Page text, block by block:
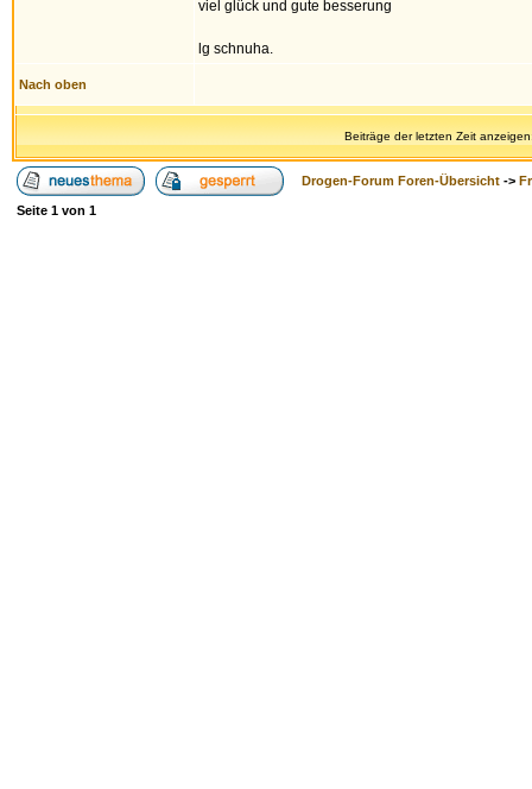
viel glück und gute besserung
lg schnuha.
Nach oben
Beiträge der letzten Zeit
Drogen-Forum Foren-Übersicht ->
Seite 1 von 1